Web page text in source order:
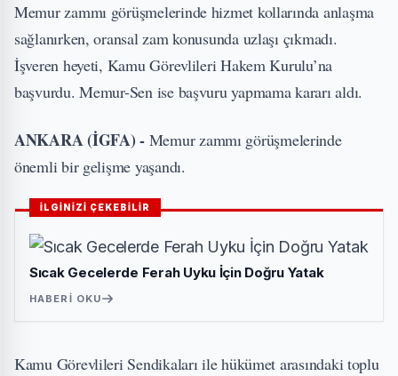
Memur zammı görüşmelerinde hizmet kollarında anlaşma
sağlanırken, oransal zam konusunda uzlaşı çıkmadı.
İşveren heyeti, Kamu Görevlileri Hakem Kurulu’na
başvurdu. Memur-Sen ise başvuru yapmama kararı aldı.
ANKARA (İGFA) - Memur zammı görüşmelerinde
önemli bir gelişme yaşandı.
İLGİNİZİ ÇEKEBİLİR
Sıcak Gecelerde Ferah Uyku İçin Doğru Yatak
HABERI OKU
Kamu Görevlileri Sendikaları ile hükümet arasındaki toplu